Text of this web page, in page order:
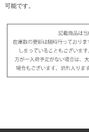
可能です。